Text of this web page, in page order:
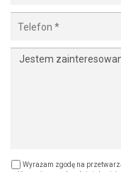
Wyrażam zgodę na